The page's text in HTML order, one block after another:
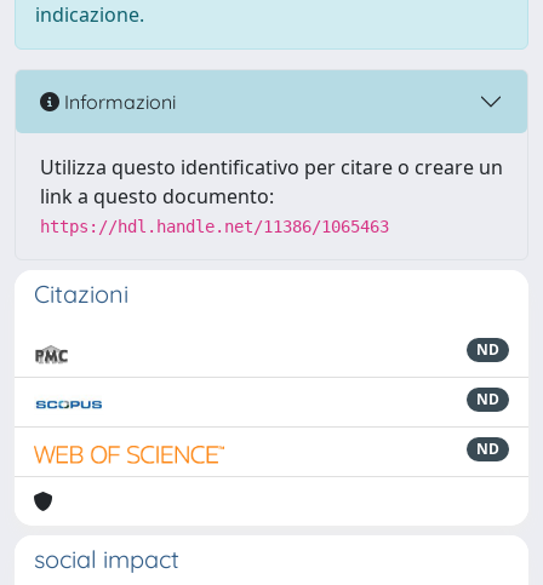
indicazione.
Informazioni
Utilizza questo identificativo per citare o creare un
link a questo documento:
https://hdl.handle.net/11386/1065463
Citazioni
ND
ND
ND
social impact